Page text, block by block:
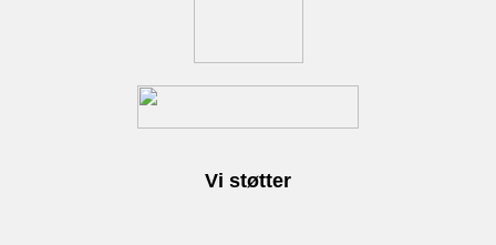
Vi støtter